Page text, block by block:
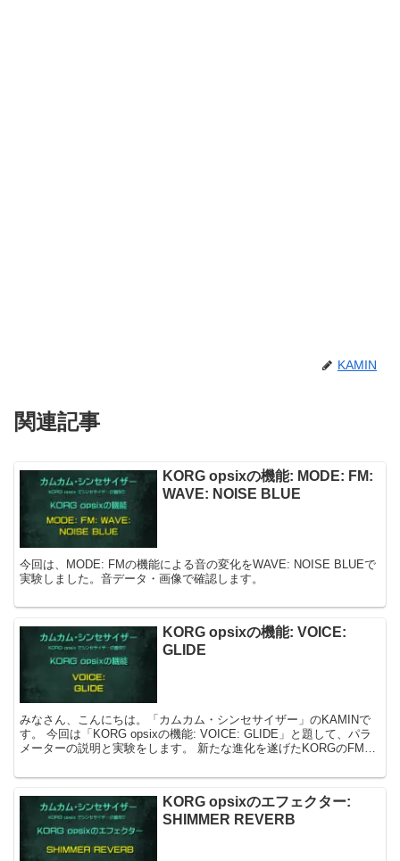
KAMIN
関連記事
KORG opsixの機能: MODE: FM:
WAVE: NOISE BLUE
今回は、MODE: FMの機能による音の変化をWAVE: NOISE BLUEで
実験しました。音データ・画像で確認します。
KORG opsixの機能: VOICE:
GLIDE
みなさん、こんにちは。「カムカム・シンセサイザー」のKAMINで
す。 今回は「KORG opsixの機能: VOICE: GLIDE」と題して、パラ
メーターの説明と実験をします。 新たな進化を遂げたKORGのFMシ
KORG opsixのエフェクター:
SHIMMER REVERB